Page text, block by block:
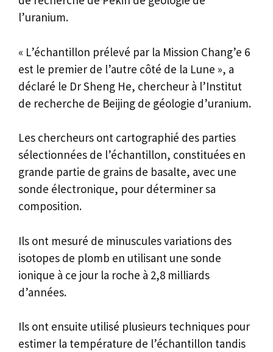
l’uranium.
« L’échantillon prélevé par la Mission Chang’e 6
est le premier de l’autre côté de la Lune », a
déclaré le Dr Sheng He, chercheur à l’Institut
de recherche de Beijing de géologie d’uranium.
Les chercheurs ont cartographié des parties
sélectionnées de l’échantillon, constituées en
grande partie de grains de basalte, avec une
sonde électronique, pour déterminer sa
composition.
Ils ont mesuré de minuscules variations des
isotopes de plomb en utilisant une sonde
ionique à ce jour la roche à 2,8 milliards
d’années.
Ils ont ensuite utilisé plusieurs techniques pour
estimer la température de l’échantillon tandis